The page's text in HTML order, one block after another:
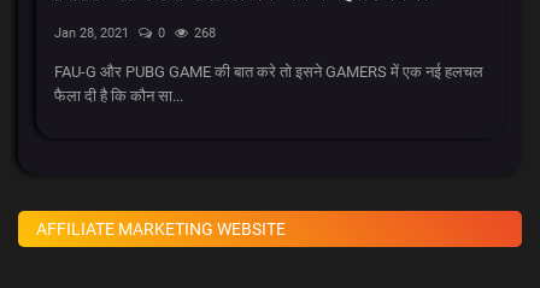
Jan 28, 2021 0 268
FAU-G और PUBG GAME की बात करे तो इसने GAMERS में एक नई हलचल
फैला दी है कि कौन सा...
AFFILIATE MARKETING WEBSITE